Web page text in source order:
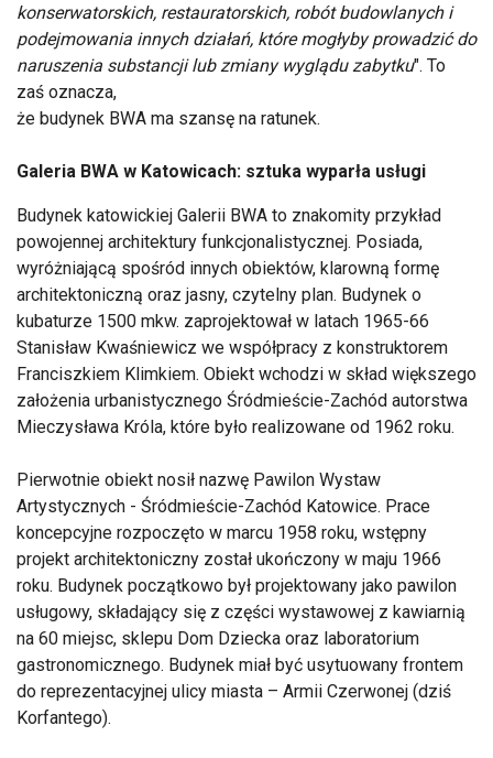
konserwatorskich, restauratorskich, robót budowlanych i
podejmowania innych działań, które mogłyby prowadzić do
naruszenia substancji lub zmiany wyglądu zabytku". To
zaś oznacza,
że budynek BWA ma szansę na ratunek.
Galeria BWA w Katowicach: sztuka wyparła usługi
Budynek katowickiej Galerii BWA to znakomity przykład
powojennej architektury funkcjonalistycznej. Posiada,
wyróżniającą spośród innych obiektów, klarowną formę
architektoniczną oraz jasny, czytelny plan. Budynek o
kubaturze 1500 mkw. zaprojektował w latach 1965-66
Stanisław Kwaśniewicz we współpracy z konstruktorem
Franciszkiem Klimkiem. Obiekt wchodzi w skład większego
założenia urbanistycznego Śródmieście-Zachód autorstwa
Mieczysława Króla, które było realizowane od 1962 roku.
Pierwotnie obiekt nosił nazwę Pawilon Wystaw
Artystycznych - Śródmieście-Zachód Katowice. Prace
koncepcyjne rozpoczęto w marcu 1958 roku, wstępny
projekt architektoniczny został ukończony w maju 1966
roku. Budynek początkowo był projektowany jako pawilon
usługowy, składający się z części wystawowej z kawiarnią
na 60 miejsc, sklepu Dom Dziecka oraz laboratorium
gastronomicznego. Budynek miał być usytuowany frontem
do reprezentacyjnej ulicy miasta – Armii Czerwonej (dziś
Korfantego).